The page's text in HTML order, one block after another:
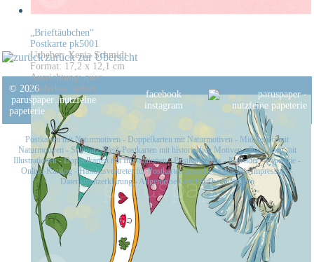
„Brieftäubchen“
Postkarte pk5001
Urheber: Xenia Schmidt
Format: 17,2 x 12,1 cm
Ausrichtung: quer
Lieferbar: sofort
zurück zur Übersicht
© 2026
paruspaper. nutzfeine
papeterie
facebook
instagram
Postkarten mit Naturmotiven - Doppelkarten mit Naturmotiven - Midikarten mit
Naturmotiven - Schwarz-Weiß-Postkarten mit historischen Motiven-Postkarten mit
Illustrationen-Doppelkarten mit Illustrationen-Postkartensets-Kalender-Papeterie -
Online-Katalog -Handelsvertreter für Postkarten gesucht-Kontakt-Impressum-
Datenschutzerklärung- Allgemeine Geschäftsbedingungen